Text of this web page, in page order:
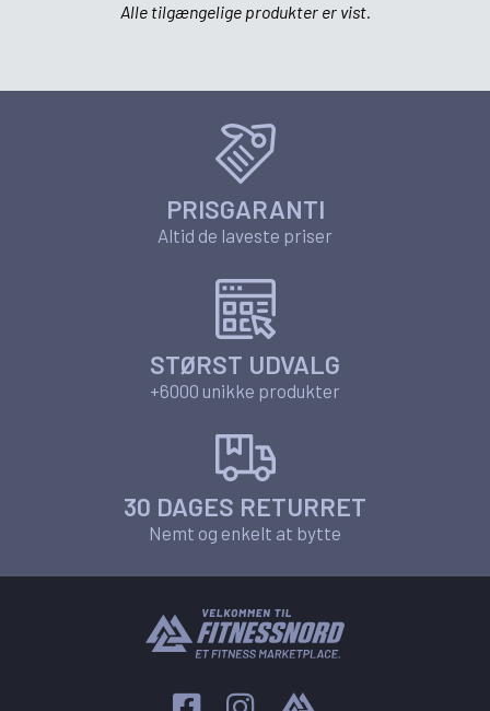
Alle tilgængelige produkter er vist.
PRISGARANTI
Altid de laveste priser
STØRST UDVALG
+6000 unikke produkter
30 DAGES RETURRET
Nemt og enkelt at bytte